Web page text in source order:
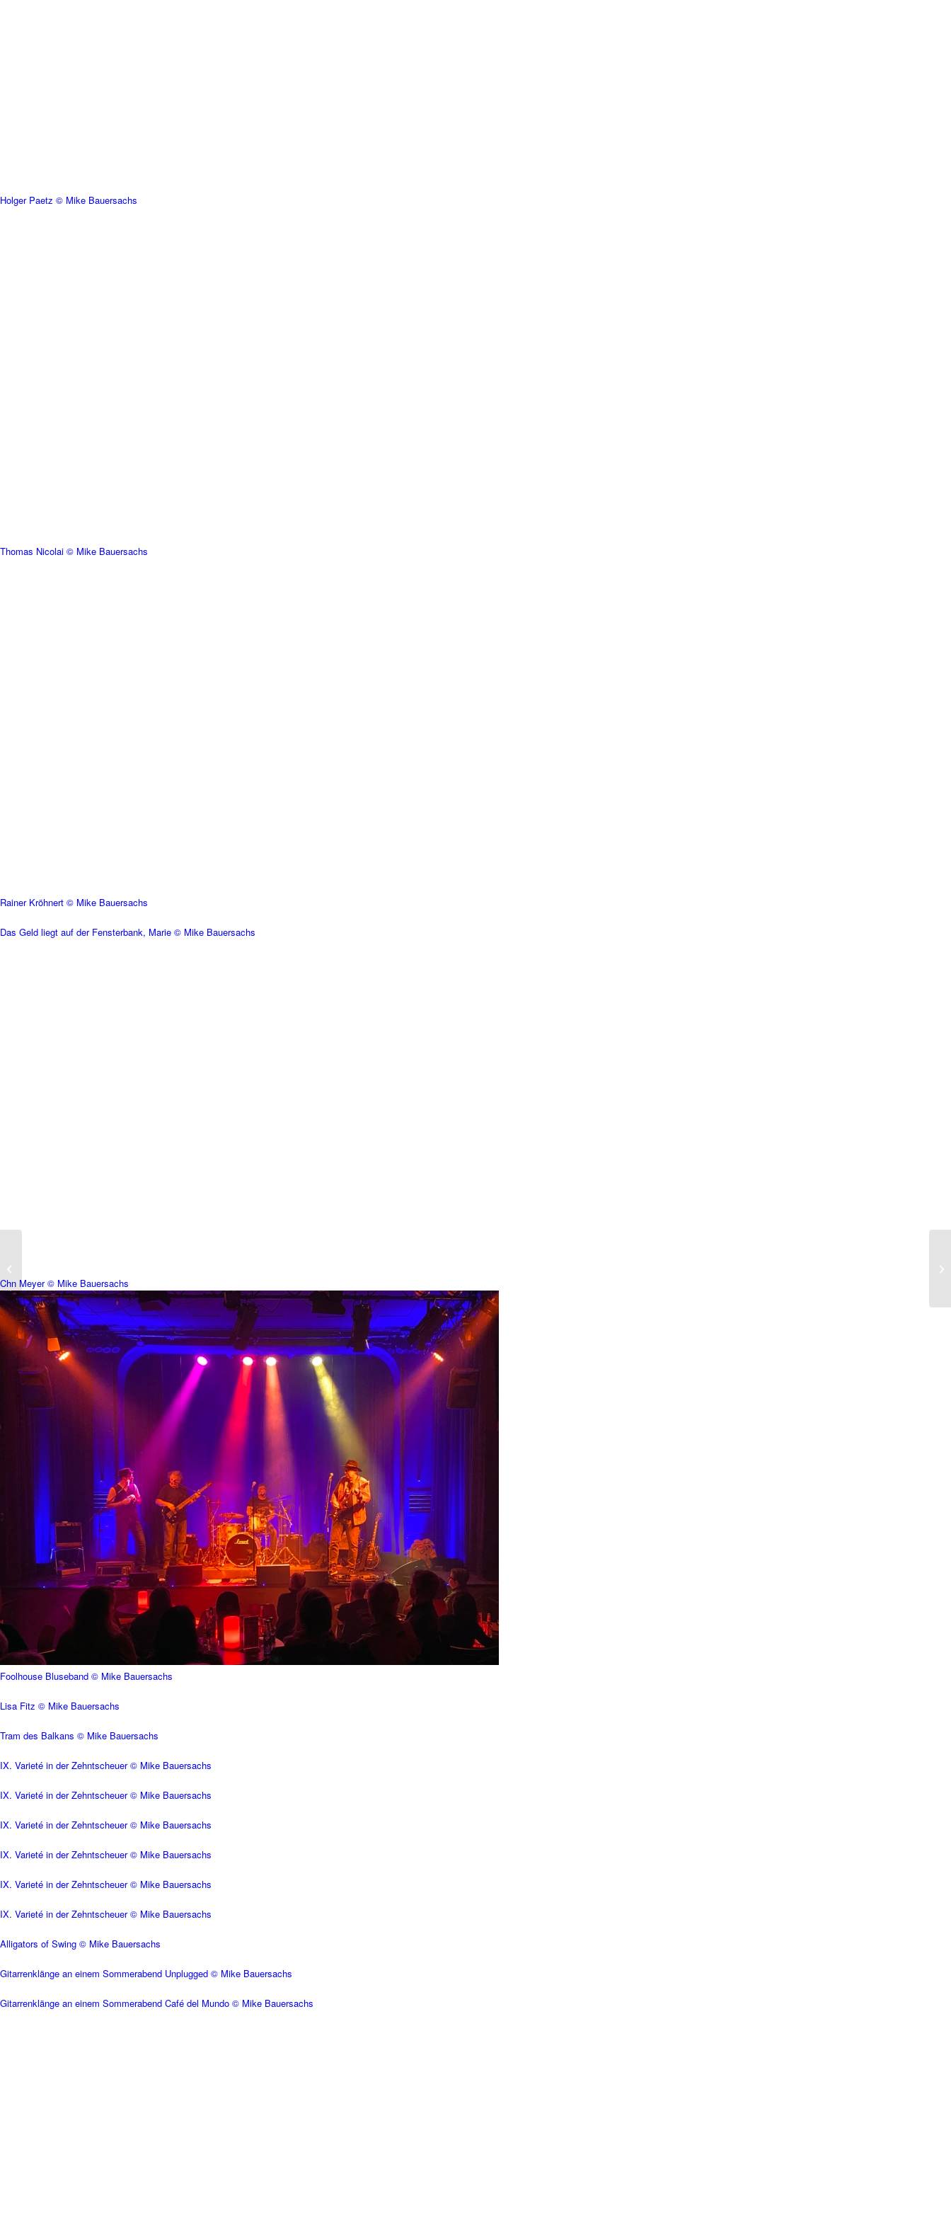
Holger Paetz © Mike Bauersachs
Thomas Nicolai © Mike Bauersachs
Rainer Kröhnert © Mike Bauersachs
Das Geld liegt auf der Fensterbank, Marie © Mike Bauersachs
Chn Meyer © Mike Bauersachs
Foolhouse Bluseband © Mike Bauersachs
Lisa Fitz © Mike Bauersachs
Tram des Balkans © Mike Bauersachs
IX. Varieté in der Zehntscheuer © Mike Bauersachs
IX. Varieté in der Zehntscheuer © Mike Bauersachs
IX. Varieté in der Zehntscheuer © Mike Bauersachs
IX. Varieté in der Zehntscheuer © Mike Bauersachs
IX. Varieté in der Zehntscheuer © Mike Bauersachs
IX. Varieté in der Zehntscheuer © Mike Bauersachs
Alligators of Swing © Mike Bauersachs
Gitarrenklänge an einem Sommerabend Unplugged © Mike Bauersachs
Gitarrenklänge an einem Sommerabend Café del Mundo © Mike Bauersachs